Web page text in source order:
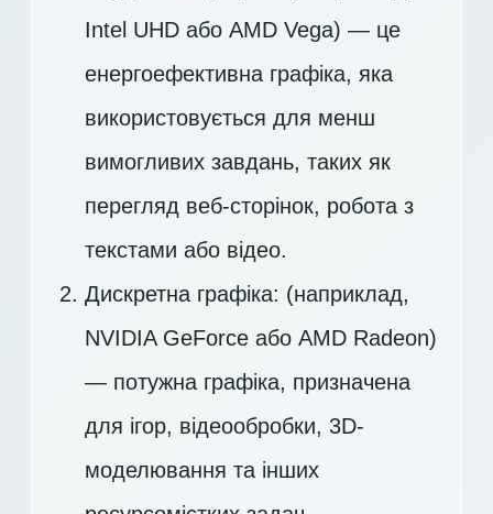
Intel UHD або AMD Vega) — це
енергоефективна графіка, яка
використовується для менш
вимогливих завдань, таких як
перегляд веб-сторінок, робота з
текстами або відео.
Дискретна графіка: (наприклад,
NVIDIA GeForce або AMD Radeon)
— потужна графіка, призначена
для ігор, відеообробки, 3D-
моделювання та інших